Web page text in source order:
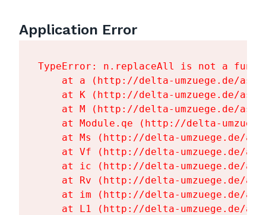
Application Error
TypeError: n.replaceAll is not a
at a (http://delta-umzuege.de/
at K (http://delta-umzuege.de/
at M (http://delta-umzuege.de/
at Module.qe (http://delta-
at Ms (http://delta-umzuege.de/
at Vf (http://delta-umzuege.de/
at ic (http://delta-umzuege.de/
at Rv (http://delta-umzuege.de/
at im (http://delta-umzuege.de/
at L1 (http://delta-umzuege.de/